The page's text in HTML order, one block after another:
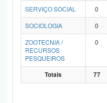
SERVIÇO SOCIAL
0
SOCIOLOGIA
0
ZOOTECNIA /
RECURSOS
PESQUEIROS
0
Totais 77